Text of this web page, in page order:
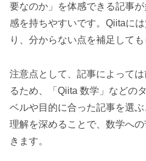
要なのか」を体感できる記事
感を持ちやすいです。Qiitaに
り、分からない点を補足しても
注意点として、記事によって
るため、「Qiita 数学」などの
ベルや目的に合った記事を選
理解を深めることで、数学へ
きます。